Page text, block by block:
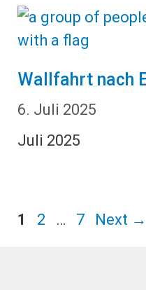
Wallfahrt nach
6. Juli 2025
Juli 2025
Page
1 Page
2 … Page
7 Next →